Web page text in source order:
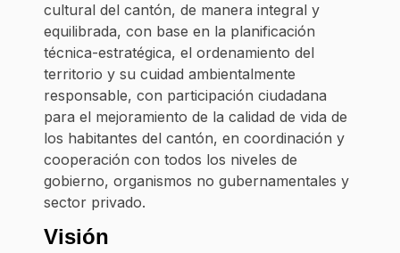
cultural del cantón, de manera integral y
equilibrada, con base en la planificación
técnica-estratégica, el ordenamiento del
territorio y su cuidad ambientalmente
responsable, con participación ciudadana
para el mejoramiento de la calidad de vida de
los habitantes del cantón, en coordinación y
cooperación con todos los niveles de
gobierno, organismos no gubernamentales y
sector privado.
Visión